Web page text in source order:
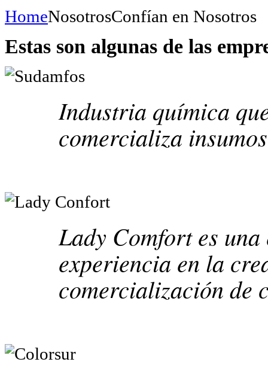
HomeNosotrosConfían en Nosotros
Estas son algunas de las
Industria química
comercializa
Lady Comfort es una
experiencia en la
comercialización de